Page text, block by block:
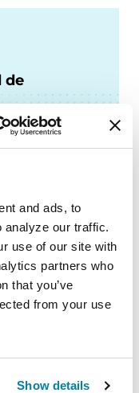
and ads, to
analyze our traffic.
use of our site with
partners who
that you’ve
from your use
Show details
de
largo